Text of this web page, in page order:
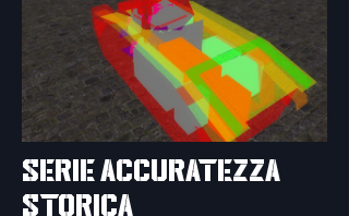
SERIE ACCURATEZZA
STORICA